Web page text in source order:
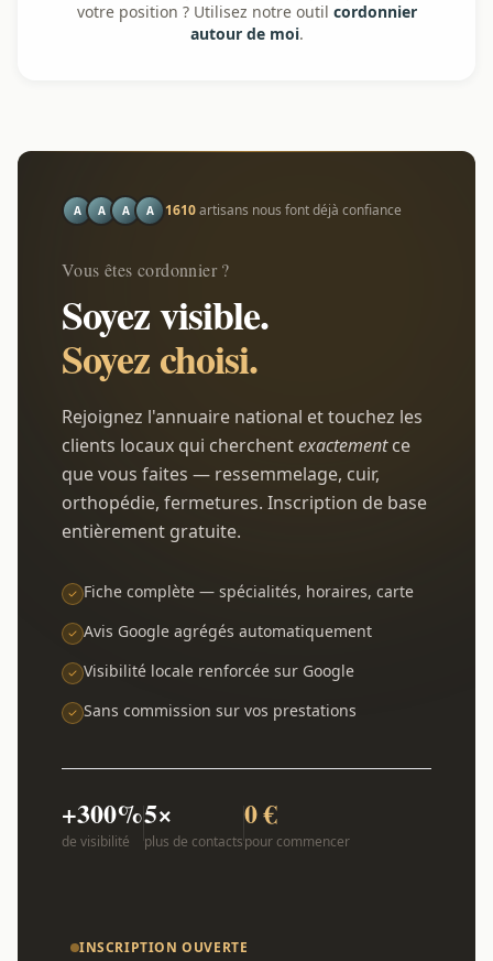
votre position ? Utilisez notre outil cordonnier
autour de moi.
A A A A 1610artisans nous font déjà confiance
Vous êtes cordonnier ?
Soyez visible.
Soyez choisi.
Rejoignez l'annuaire national et touchez les
clients locaux qui cherchentexactementce
que vous faites — ressemmelage, cuir,
orthopédie, fermetures. Inscription de base
entièrement gratuite.
Fiche complète — spécialités, horaires, carte
Avis Google agrégés automatiquement
Visibilité locale renforcée sur Google
Sans commission sur vos prestations
+300%
de visibilité
5×
plus de contacts
0 €
pour commencer
INSCRIPTION OUVERTE